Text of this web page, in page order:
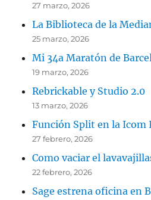
27 marzo, 2026
La Biblioteca de la
25 marzo, 2026
Mi 34a Maratón de
19 marzo, 2026
Rebrickable y Studio 2.0
13 marzo, 2026
Función Split en la Icom
27 febrero, 2026
Como vaciar el
22 febrero, 2026
Sage estrena oficina en